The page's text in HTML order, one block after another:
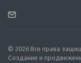
© 2026 Все права
Создание и